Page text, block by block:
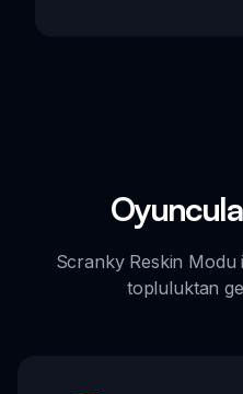
Scranky Reskin Modu
topluluktan